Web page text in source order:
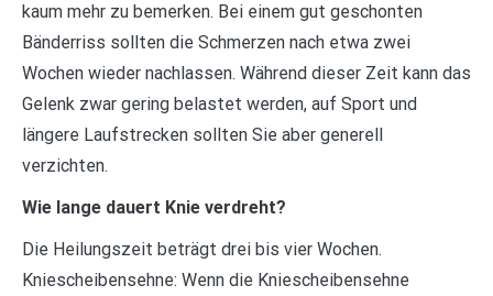
kaum mehr zu bemerken. Bei einem gut geschonten
Bänderriss sollten die Schmerzen nach etwa zwei
Wochen wieder nachlassen. Während dieser Zeit kann das
Gelenk zwar gering belastet werden, auf Sport und
längere Laufstrecken sollten Sie aber generell
verzichten.
Wie lange dauert Knie verdreht?
Die Heilungszeit beträgt drei bis vier Wochen.
Kniescheibensehne: Wenn die Kniescheibensehne